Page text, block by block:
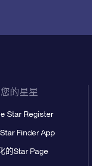
的星星
Star Register
Finder App
的Star Page